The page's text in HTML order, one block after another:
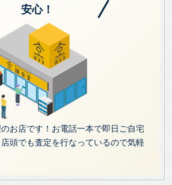
安心！
お店です！お電話一本で即日ご自宅
頭でも査定を行なっているので気軽